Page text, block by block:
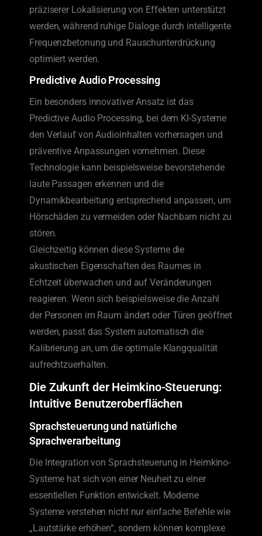
präziserer Lokalisierung von Effekten unterstützt
werden, während ruhige Dialoge durch intelligente
Frequenzbetonung und Rauschunterdrückung
optimiert werden.
Predictive Audio Processing
Ein besonders innovativer Ansatz ist das
Predictive Audio Processing, bei dem KI-Systeme
den Verlauf von Audioinhalten vorhersagen und
präventive Anpassungen vornehmen. Diese
Technologie kann beispielsweise bevorstehende
laute Passagen erkennen und die
Dynamikbearbeitung entsprechend anpassen, um
Hörschäden zu vermeiden oder Nachbarn nicht zu
stören.
Gleichzeitig können diese Systeme die
akustischen Eigenschaften des Raumes in
Echtzeit überwachen und auf Veränderungen
reagieren. Wenn sich beispielsweise die Anzahl
der Personen im Raum ändert oder Türen geöffnet
werden, passt das System automatisch die
Kalibrierung an, um die optimale Klangqualität
aufrechtzuerhalten.
Die Zukunft der Heimkino-Steuerung:
Intuitive Benutzeroberflächen
Sprachsteuerung und natürliche
Sprachverarbeitung
Die Integration von Sprachsteuerung in Heimkino-
Systeme hat sich von einer Neuheit zu einer
essentiellen Funktion entwickelt. Moderne
Systeme verstehen nicht nur einfache Befehle wie
„Lautstärke erhöhen“, sondern können komplexe